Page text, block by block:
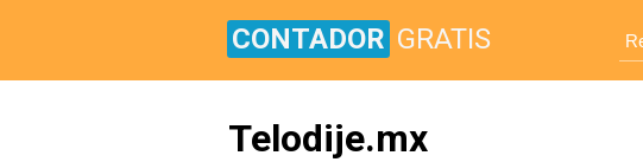
CONTADOR GRATIS
Telodije.mx